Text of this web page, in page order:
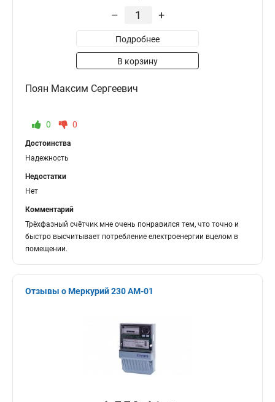
– +
Подробнее
В корзину
Поян Максим Сергеевич
0 0
Достоинства
Надежность
Недостатки
Нет
Комментарий
Трёхфазный счётчик мне очень понравился тем, что точно и
быстро высчитывает потребление електроенергии вцелом в
помещении.
Отзывы о Меркурий 230 АМ-01